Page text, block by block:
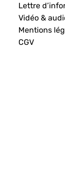
Lettre
Vidéo &
Mentions
CGV